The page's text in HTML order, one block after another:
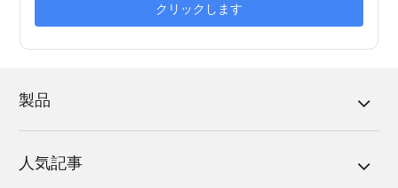
クリックします
製品
人気記事